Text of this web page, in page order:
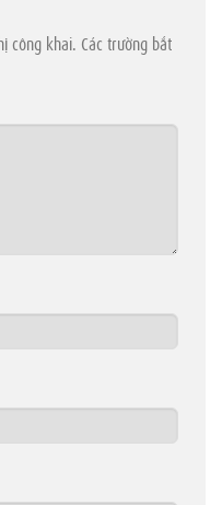
công khai. Các trường bắt